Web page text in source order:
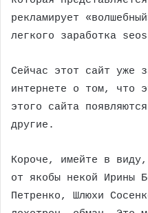
рекламирует
легкого заработка
Сейчас этот сайт уже
интернете о том, что
этого сайта
другие.
Короче, имейте в
от якобы некой Ирины
Петренко, Шлюхи